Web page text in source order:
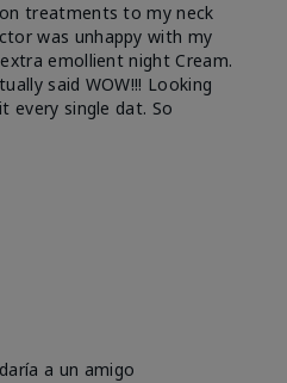
treatments to my neck
was unhappy with my
emollient night Cream.
said WOW!!! Looking
every single dat. So
a un amigo